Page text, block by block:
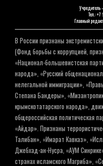
Тел.:
Главный
В России признаны
(Фонд борьбы с коррупцией,
«Национал-большевистская
народа», «Русский
нелегальной иммиграции»,
Степана Бандеры»,
крымскотатарского народа»,
общероссийская политическая
«Айдар». Признаны
Талибан», «Имарат Кавказ»,
Джебхад-ан-Нусра, «АУМ
странах исламского Магриба»,